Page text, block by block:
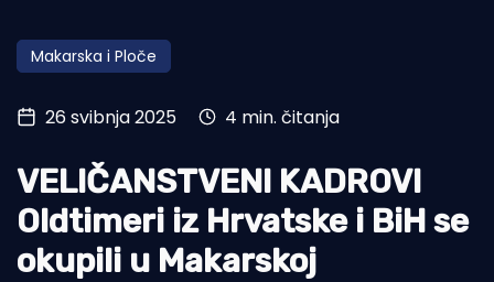
Obala
Otoci
Turizam i nautika
Pomorstvo
Ribolov
Ekologija
Makarska i Ploče
26 svibnja 2025 4 min. čitanja
VELIČANSTVENI KADROVI
Oldtimeri iz Hrvatske i BiH se
okupili u Makarskoj